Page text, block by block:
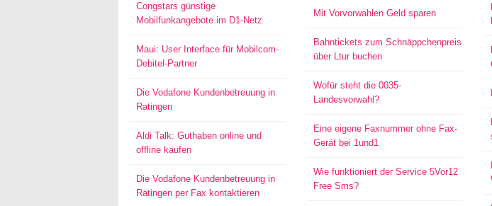
Congstars günstige
Mobilfunkangebote im D1-Netz
Maui: User Interface für Mobilcom-
Debitel-Partner
Die Vodafone Kundenbetreuung in
Ratingen
Aldi Talk: Guthaben online und
offline kaufen
Die Vodafone Kundenbetreuung in
Ratingen per Fax kontaktieren
Mit Vorvorwahlen Geld sparen
Bahntickets zum Schnäppchenpreis
über Ltur buchen
Wofür steht die 0035-
Landesvorwahl?
Eine eigene Faxnummer ohne Fax-
Gerät bei 1und1
Wie funktioniert der Service 5Vor12
Free Sms?